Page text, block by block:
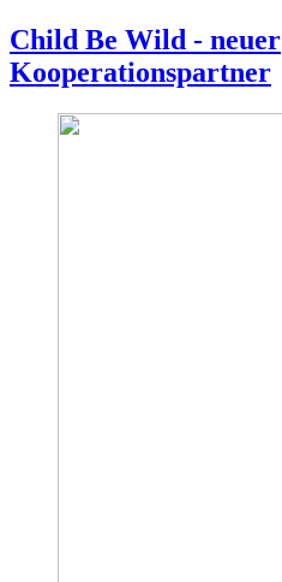
Child Be Wild - neuer
Kooperationspartner